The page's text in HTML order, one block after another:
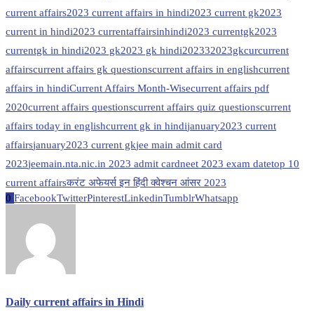
current affairs2023 current affairs in hindi2023 current gk2023
current in hindi2023 currentaffairsinhindi2023 currentgk2023
currentgk in hindi2023 gk2023 gk hindi202332023gkcurcurrent
affairscurrent affairs gk questionscurrent affairs in englishcurrent
affairs in hindiCurrent Affairs Month-Wisecurrent affairs pdf
2020current affairs questionscurrent affairs quiz questionscurrent
affairs today in englishcurrent gk in hindijanuary2023 current
affairsjanuary2023 current gkjee main admit card
2023jeemain.nta.nic.in 2023 admit cardneet 2023 exam datetop 10
current affairsकरंट अफेयर्स इन हिंदी क्वेश्चन आंसर 2023
0 FacebookTwitterPinterestLinkedinTumblrWhatsapp
Daily current affairs in Hindi